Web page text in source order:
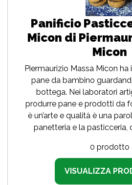
Panificio
Micon di
Micon
Piermaurizio Massa Micon
pane da bambino
bottega. Nei laboratori
produrre pane e prodotti da
è un’arte e qualità è una
panetteria e la pasticceria,
0 prodotto
VISUALIZZA